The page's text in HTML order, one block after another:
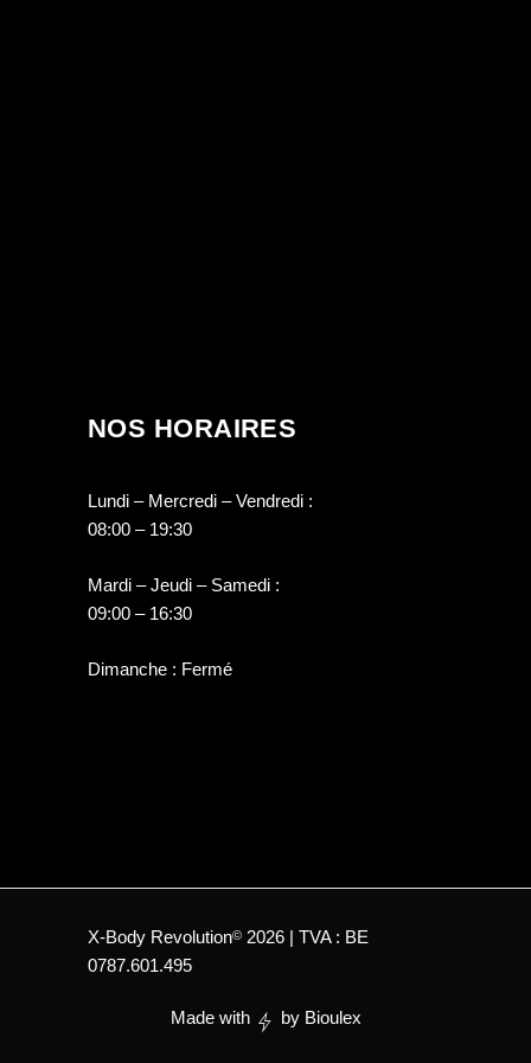
NOS HORAIRES
Lundi – Mercredi – Vendredi :
08:00 – 19:30
Mardi – Jeudi – Samedi :
09:00 – 16:30
Dimanche : Fermé
X-Body Revolution© 2026 | TVA : BE
0787.601.495
Made with by Bioulex